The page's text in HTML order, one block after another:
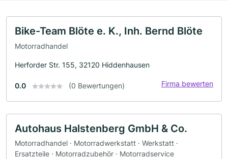
Bike-Team Blöte e. K., Inh. Bernd Blöte
Motorradhandel
Herforder Str. 155, 32120 Hiddenhausen
0.0 (0 Bewertungen) Firma bewerten
Autohaus Halstenberg GmbH & Co.
Motorradhandel · Motorradwerkstatt · Werkstatt ·
Ersatzteile · Motorradzubehör · Motorradservice